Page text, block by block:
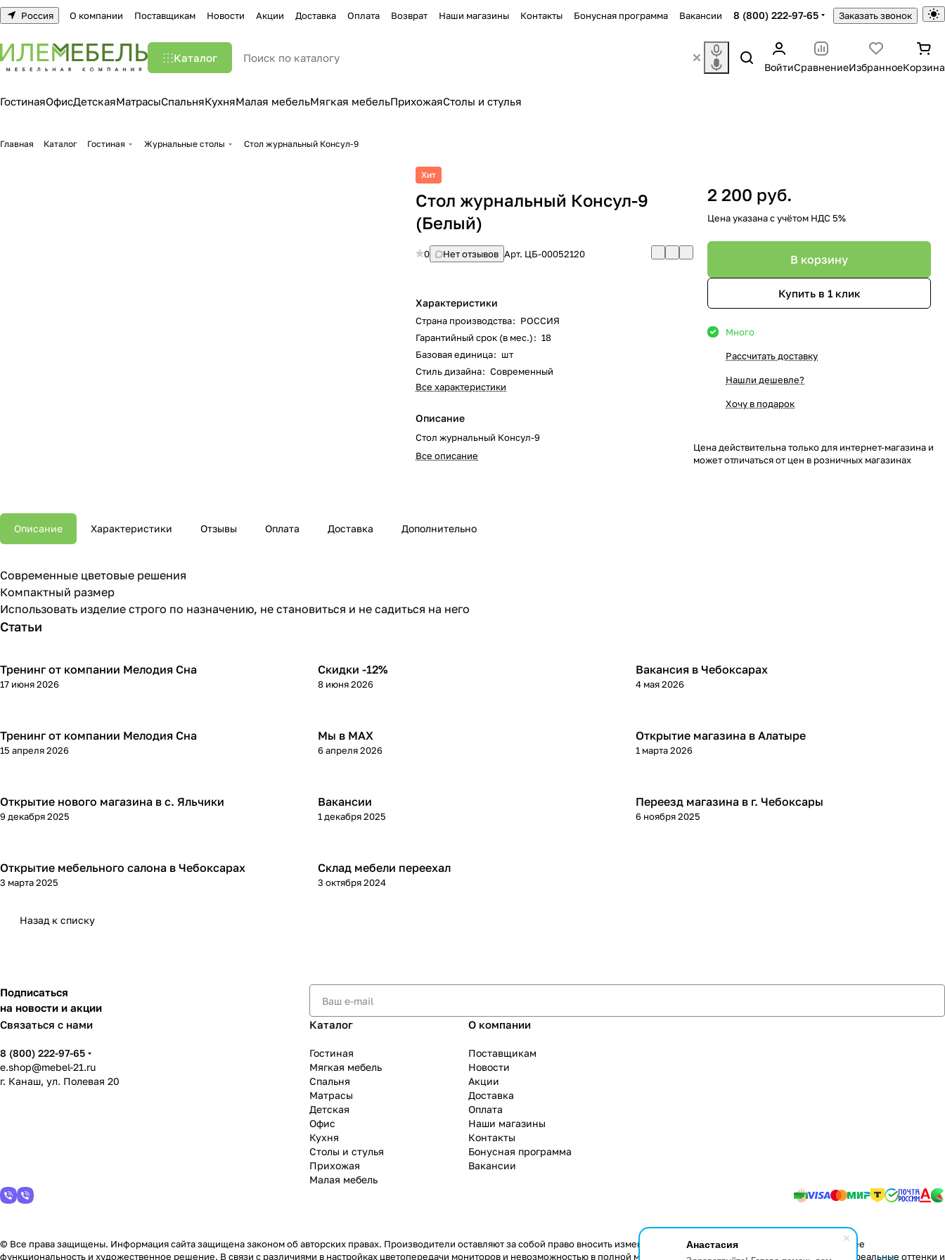
Анастасия
Россия О компании Поставщикам Новости Акции Доставка Оплата Возврат Наши магазины Контакты Бонусная программа Вакансии 8 (800) 222-97-65 Заказать звонок
Каталог
ВойтиСравнениеИзбранноеКорзина
ГостинаяОфисДетскаяМатрасыСпальняКухняМалая мебельМягкая мебельПрихожаяСтолы и стулья
Главная Каталог Гостиная Журнальные столы Стол журнальный Консул-9
Хит
Стол журнальный Консул-9
(Белый)
0 Нет отзывов Арт. ЦБ-00052120
Характеристики
Страна производства: РОССИЯ
Гарантийный срок (в мес.): 18
Базовая единица: шт
Стиль дизайна: Современный
Все характеристики
Описание
Стол журнальный Консул-9
Все описание
2 200 руб.
Цена указана с учётом НДС 5%
В корзину
Купить в 1 клик
Много
Рассчитать доставку
Нашли дешевле?
Хочу в подарок
Цена действительна только для интернет-магазина и
может отличаться от цен в розничных магазинах
Описание Характеристики Отзывы Оплата Доставка Дополнительно
Современные цветовые решения
Компактный размер
Использовать изделие строго по назначению, не становиться и не садиться на него
Статьи
Тренинг от компании Мелодия Сна
17 июня 2026
Скидки -12%
8 июня 2026
Вакансия в Чебоксарах
4 мая 2026
Тренинг от компании Мелодия Сна
15 апреля 2026
Мы в МАХ
6 апреля 2026
Открытие магазина в Алатыре
1 марта 2026
Открытие нового магазина в с. Яльчики
9 декабря 2025
Вакансии
1 декабря 2025
Переезд магазина в г. Чебоксары
6 ноября 2025
Открытие мебельного салона в Чебоксарах
3 марта 2025
Склад мебели переехал
3 октября 2024
Назад к списку
Подписаться
на новости и акции
Связаться с нами
8 (800) 222-97-65
e.shop@mebel-21.ru
г. Канаш, ул. Полевая 20
Каталог
Гостиная
Мягкая мебель
Спальня
Матрасы
Детская
Офис
Кухня
Столы и стулья
Прихожая
Малая мебель
О компании
Поставщикам
Новости
Акции
Доставка
Оплата
Наши магазины
Контакты
Бонусная программа
Вакансии
© Все права защищены. Информация сайта защищена законом об авторских правах. Производители оставляют за собой право вносить изменения в конструкцию изделий, не влияющие на ее
функциональность и художественное решение. В связи с различиями в настройках цветопередачи мониторов и невозможностью в полной мере передать некоторые свойства материалов, реальные оттенки и